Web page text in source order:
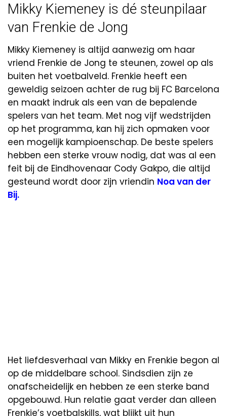
Mikky Kiemeney is dé steunpilaar
van Frenkie de Jong
Mikky Kiemeney is altijd aanwezig om haar
vriend Frenkie de Jong te steunen, zowel op als
buiten het voetbalveld. Frenkie heeft een
geweldig seizoen achter de rug bij FC Barcelona
en maakt indruk als een van de bepalende
spelers van het team. Met nog vijf wedstrijden
op het programma, kan hij zich opmaken voor
een mogelijk kampioenschap. De beste spelers
hebben een sterke vrouw nodig, dat was al een
feit bij de Eindhovenaar Cody Gakpo, die altijd
gesteund wordt door zijn vriendin Noa van der
Bij.
Het liefdesverhaal van Mikky en Frenkie begon al
op de middelbare school. Sindsdien zijn ze
onafscheidelijk en hebben ze een sterke band
opgebouwd. Hun relatie gaat verder dan alleen
Frenkie’s voetbalskills, wat blijkt uit hun